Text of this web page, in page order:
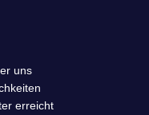
uns
erreicht